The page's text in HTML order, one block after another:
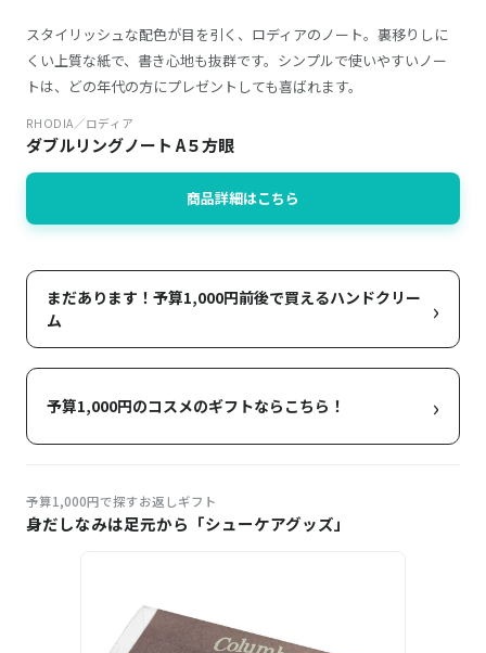
スタイリッシュな配色が目を引く、ロディアのノート。裏移りしに
くい上質な紙で、書き心地も抜群です。シンプルで使いやすいノー
トは、どの年代の方にプレゼントしても喜ばれます。
RHODIA／ロディア
ダブルリングノート A５方眼
商品詳細はこちら
まだあります！予算1,000円前後で買えるハンドクリー
ム
›
予算1,000円のコスメのギフトならこちら！ ›
予算1,000円で探すお返しギフト
身だしなみは足元から「シューケアグッズ」